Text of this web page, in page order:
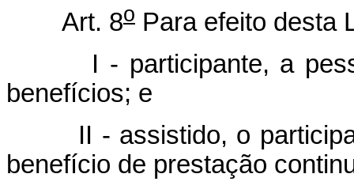
Art. 8o Para efeito desta
I - participante, a
benefícios; e
II - assistido, o
benefício de prestação